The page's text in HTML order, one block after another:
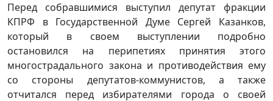
Перед собравшимися выступил депутат фракции
КПРФ в Государственной Думе Сергей Казанков,
который в своем выступлении подробно
остановился на перипетиях принятия этого
многострадального закона и противодействия ему
со стороны депутатов-коммунистов, а также
отчитался перед избирателями города о своей